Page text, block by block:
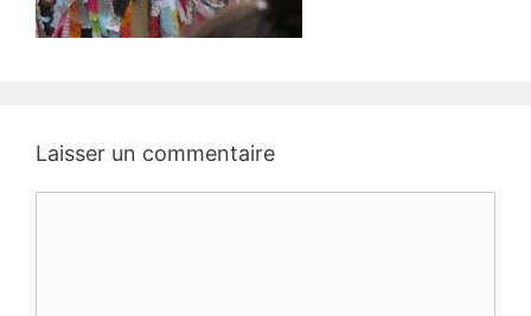
Laisser un commentaire